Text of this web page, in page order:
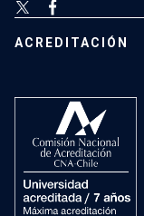
ACREDITACIÓN